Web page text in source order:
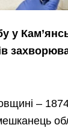
у Кам
–